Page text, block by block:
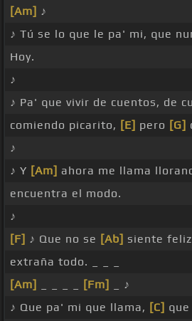
[Am] ♪
♪ Tú se lo que le pa' mi, que
Hoy.
♪
♪ Pa' que vivir de cuentos, de
comiendo picarito, [E] pero [G]
♪
♪ Y [Am] ahora me llama
encuentra el modo.
♪
[F] ♪ Que no se [Ab] siente
extraña todo. _ _ _
[Am]
[Fm]
_ ♪
♪ Que pa' mi que llama, [C]